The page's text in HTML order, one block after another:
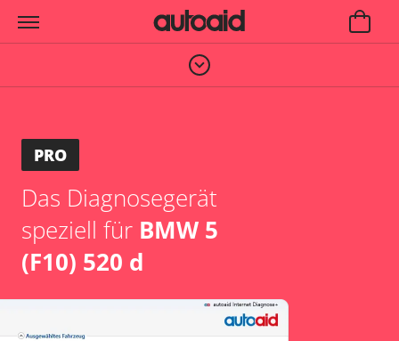
PRO
Das Diagnosegerät
speziell für BMW 5
(F10) 520 d